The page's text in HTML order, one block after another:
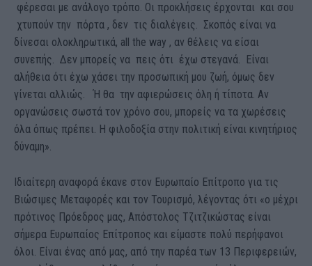
φέρεσαι με ανάλογο τρόπο. Οι προκλήσεις έρχονται και σου
χτυπούν την πόρτα , δεν τις διαλέγεις. Σκοπός είναι να
δίνεσαι ολοκληρωτικά, all the way , αν θέλεις να είσαι
συνεπής. Δεν μπορείς να πεις ότι έχω στεγανά. Είναι
αλήθεια ότι έχω χάσει την προσωπική μου ζωή, όμως δεν
γίνεται αλλιώς. Ή θα την αφιερώσεις όλη ή τίποτα. Αν
οργανώσεις σωστά τον χρόνο σου, μπορείς να τα χωρέσεις
όλα όπως πρέπει. Η φιλοδοξία στην πολιτική είναι κινητήριος
δύναμη».
Ιδιαίτερη αναφορά έκανε στον Ευρωπαίο Επίτροπο για τις
Βιώσιμες Μεταφορές και τον Τουρισμό, λέγοντας ότι «ο μέχρι
πρότινος Πρόεδρος μας, Απόστολος Τζιτζικώστας είναι
σήμερα Ευρωπαίος Επίτροπος και είμαστε πολύ περήφανοι
όλοι. Είναι ένας από μας, από την παρέα των 13 Περιφερειών,